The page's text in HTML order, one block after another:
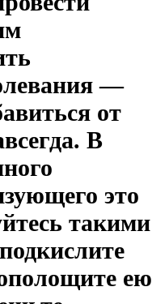
—
от
В
это
такими
ею